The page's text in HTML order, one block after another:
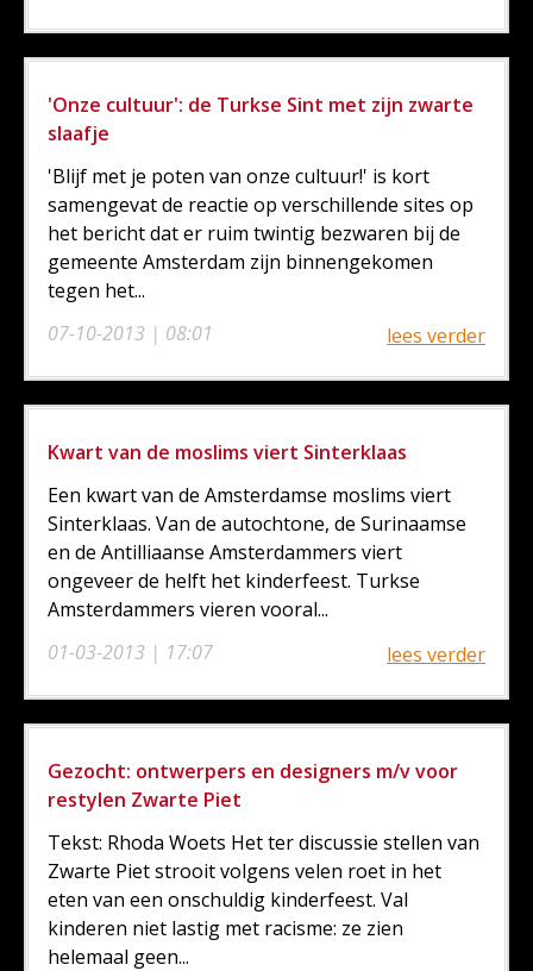
'Onze cultuur': de Turkse Sint met zijn zwarte
slaafje
07-10-2013 | 08:01
'Blijf met je poten van onze cultuur!' is kort
samengevat de reactie op verschillende sites op
het bericht dat er ruim twintig bezwaren bij de
gemeente Amsterdam zijn binnengekomen
tegen het...
lees verder
Kwart van de moslims viert Sinterklaas
01-03-2013 | 17:07
Een kwart van de Amsterdamse moslims viert
Sinterklaas. Van de autochtone, de Surinaamse
en de Antilliaanse Amsterdammers viert
ongeveer de helft het kinderfeest. Turkse
Amsterdammers vieren vooral...
lees verder
Gezocht: ontwerpers en designers m/v voor
restylen Zwarte Piet
Tekst: Rhoda Woets Het ter discussie stellen van
Zwarte Piet strooit volgens velen roet in het
eten van een onschuldig kinderfeest. Val
kinderen niet lastig met racisme: ze zien
helemaal geen...